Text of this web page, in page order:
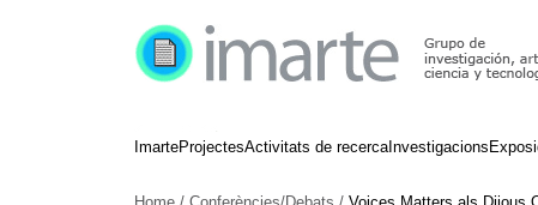
ImarteProjectesActivitats de recercaInvestigacions